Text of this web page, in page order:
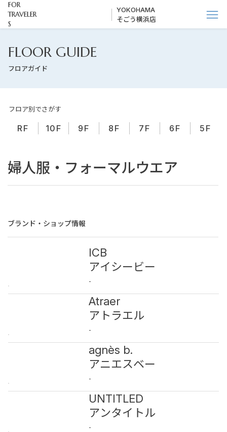
FOR
TRAVELER
S
YOKOHAMA
そごう横浜店
FLOOR GUIDE
フロアガイド
フロア別でさがす
RF 10F 9F 8F 7F 6F 5F
婦人服・フォーマルウエア
ブランド・ショップ​情報
-
ICB
アイシービー
-
Atraer
アトラエル
-
agnès b.
アニエスベー
-
UNTITLED
アンタイトル